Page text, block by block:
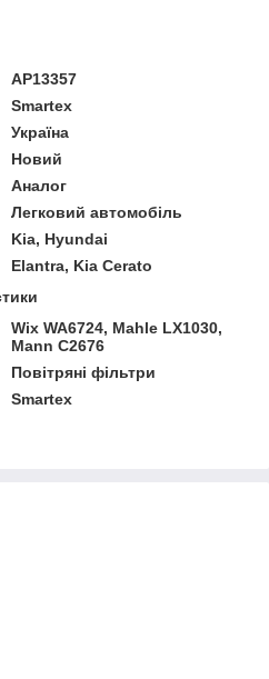
AP13357
Smartex
Україна
Новий
Аналог
Легковий автомобіль
Kia, Hyundai
Elantra, Kia Cerato
Wix WA6724, Mahle LX1030,
Mann C2676
Повітряні фільтри
Smartex